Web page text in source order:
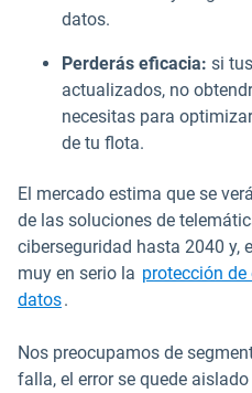
datos.
Perderás eficacia: si
actualizados, no
necesitas para
de tu flota.
El mercado estima que se
de las soluciones de
ciberseguridad hasta 2040 y,
muy en serio la protección
datos.
Nos preocupamos de
falla, el error se quede